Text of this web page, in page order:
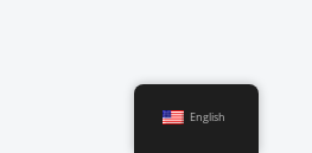
English